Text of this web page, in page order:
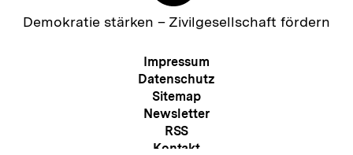
Zur
Demokratie stärken – Zivilgesellschaft fördern
Meta-
Navigation
Impressum
Datenschutz
Sitemap
Newsletter
RSS
Kontakt